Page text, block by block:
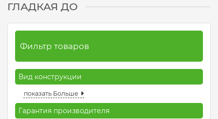
ГЛАДКАЯ ДО
Фильтр товаров
Вид конструкции
показать Больше
Гарантия производителя